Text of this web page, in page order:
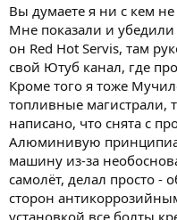
Вы думаете я ни с кем не
Мне показали и
он Red Hot Servis, там
свой Ютуб канал, где
Кроме того я тоже
топливные магистрали,
написано, что снята с
Алюминивую
машину из-за
самолёт, делал просто -
сторон
установкой все болты